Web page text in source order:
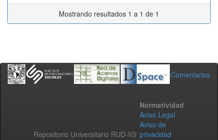
Mostrando resultados 1 a 1 de 1
Comentarios
Repositorio Universitario RUD-IIS
Normatividad
Aviso Legal
Aviso de
privacidad